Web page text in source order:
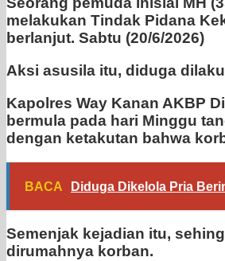
melakukan Tindak Pidana
berlanjut. Sabtu (20/6/2026)
‎Aksi asusila itu, diduga
Kapolres Way Kanan AKBP
bermula pada hari Minggu
dengan ketakutan bahwa
BACA Diduga Dikelola Pria
Semenjak kejadian itu,
dirumahnya korban.